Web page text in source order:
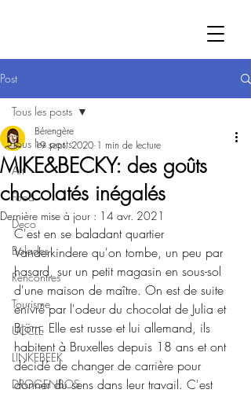
Post
Tous les posts
Art
Food
Deco
Balades
Rencontres
Tourisme
UCCLE
LINKEBEEK
DROGENBOS
Tous les posts
MIKE&BECKY: des goûts
chocolatés inégalés
Bérengère
19 sept. 2020 1 min de lecture
Dernière mise à jour : 14 avr. 2021
C'est en se baladant quartier
Vanderkindere qu'on tombe, un peu par
hasard, sur un petit magasin en sous-sol
d'une maison de maître. On est de suite
enivré par l'odeur du chocolat de Julia et
Björn. Elle est russe et lui allemand, ils
habitent à Bruxelles depuis 18 ans et ont
décidé de changer de carrière pour
donner du sens dans leur travail. C'est